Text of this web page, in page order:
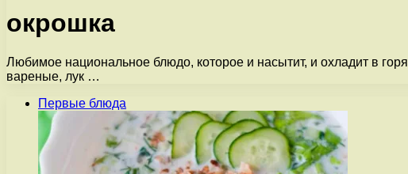
окрошка
Любимое национальное блюдо, которое и насытит, и охладит в
вареные, лук …
Первые блюда